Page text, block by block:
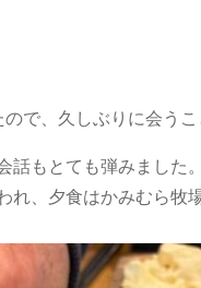
で、久しぶりに会うこ
もとても弾みました。
れ、夕食はかみむら牧